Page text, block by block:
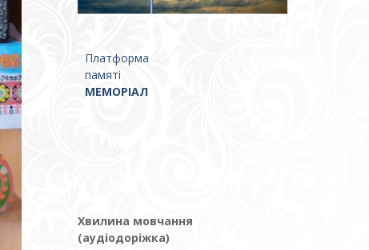
Платформа
памяті
МЕМОРІАЛ
Хвилина мовчання
(аудіодоріжка)